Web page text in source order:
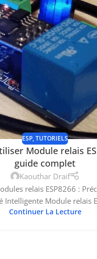
ESP,TUTORIELS
Module relais
guide complet
Kaouthar Draif
relais ESP8266 :
Intelligente Module relais
Continuer La Lecture